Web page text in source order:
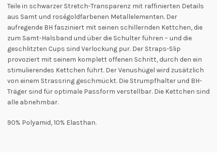
Teile in schwarzer Stretch-Transparenz mit raffinierten Details
aus Samt und roségoldfarbenen Metallelementen. Der
aufregende BH fasziniert mit seinen schillernden Kettchen, die
zum Samt-Halsband und über die Schulter führen – und die
geschlitzten Cups sind Verlockung pur. Der Straps-Slip
provoziert mit seinem komplett offenen Schritt, durch den ein
stimulierendes Kettchen führt. Der Venushügel wird zusätzlich
von einem Strassring geschmückt. Die Strumpfhalter und BH-
Träger sind für optimale Passform verstellbar. Die Kettchen sind
alle abnehmbar.
90% Polyamid, 10% Elasthan.